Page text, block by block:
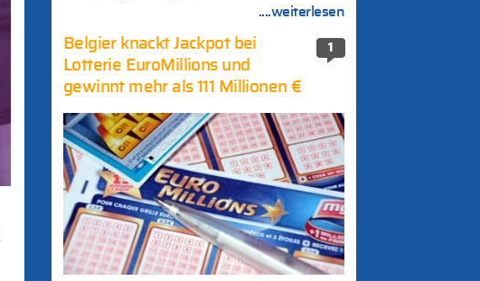
....weiterlesen
1
Belgier knackt Jackpot bei
Lotterie EuroMillions und
gewinnt mehr als 111 Millionen €